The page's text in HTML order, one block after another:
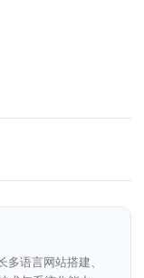
语言网站搭建、